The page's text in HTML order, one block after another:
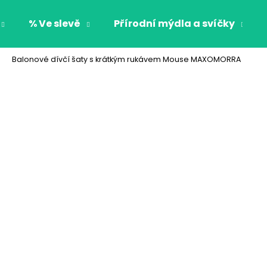
% Ve slevě Přírodní mýdla a svíčky
Balonové dívčí šaty s krátkým rukávem Mouse MAXOMORRA
Co potřebujete najít?